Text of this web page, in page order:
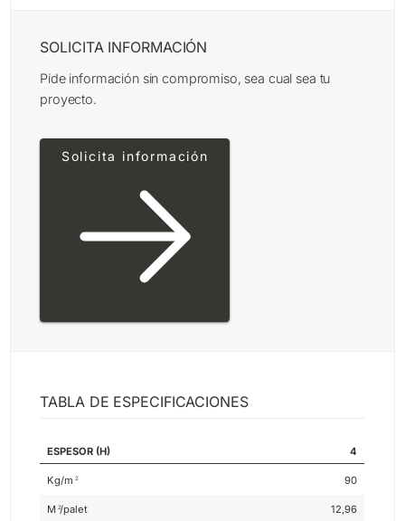
SOLICITA INFORMACIÓN
Pide información sin compromiso, sea cual sea tu
proyecto.
Solicita información
TABLA DE ESPECIFICACIONES
ESPESOR (H) 4
Kg/m 2 90
M 2/palet 12,96